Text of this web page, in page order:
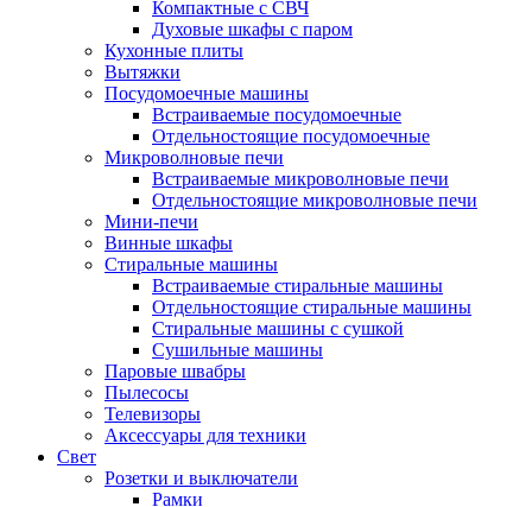
Компактные с СВЧ
Духовые шкафы с паром
Кухонные плиты
Вытяжки
Посудомоечные машины
Встраиваемые посудомоечные
Отдельностоящие посудомоечные
Микроволновые печи
Встраиваемые микроволновые печи
Отдельностоящие микроволновые печи
Мини-печи
Винные шкафы
Стиральные машины
Встраиваемые стиральные машины
Отдельностоящие стиральные машины
Стиральные машины с сушкой
Сушильные машины
Паровые швабры
Пылесосы
Телевизоры
Аксессуары для техники
Свет
Розетки и выключатели
Рамки